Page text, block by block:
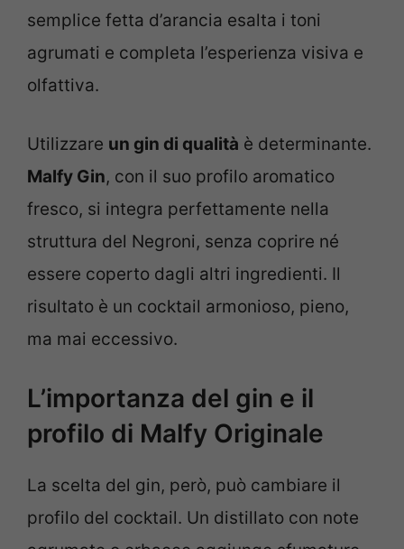
semplice fetta d’arancia esalta i toni
agrumati e completa l’esperienza visiva e
olfattiva.
Utilizzare un gin di qualità è determinante.
Malfy Gin, con il suo profilo aromatico
fresco, si integra perfettamente nella
struttura del Negroni, senza coprire né
essere coperto dagli altri ingredienti. Il
risultato è un cocktail armonioso, pieno,
ma mai eccessivo.
L’importanza del gin e il
profilo di Malfy Originale
La scelta del gin, però, può cambiare il
profilo del cocktail. Un distillato con note